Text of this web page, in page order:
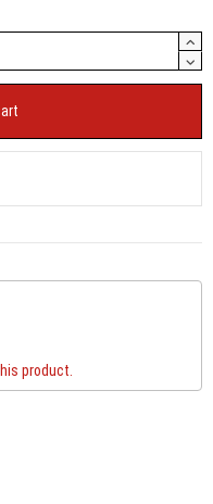
product.